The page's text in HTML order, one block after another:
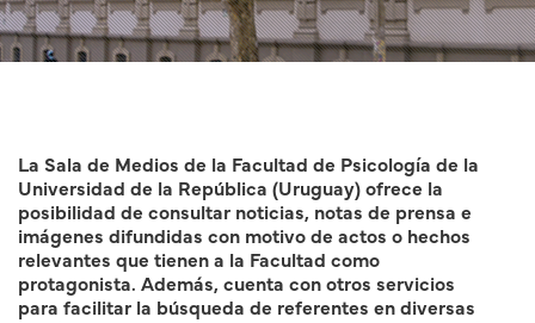
La Sala de Medios de la Facultad de Psicología de la
Universidad de la República (Uruguay) ofrece la
posibilidad de consultar noticias, notas de prensa e
imágenes difundidas con motivo de actos o hechos
relevantes que tienen a la Facultad como
protagonista. Además, cuenta con otros servicios
para facilitar la búsqueda de referentes en diversas